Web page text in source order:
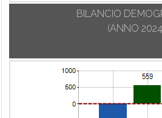
BILANCIO
(ANNO